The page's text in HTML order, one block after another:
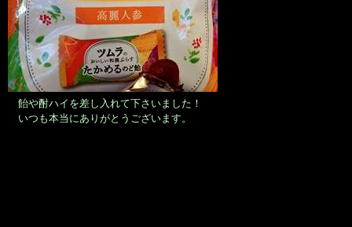
飴や酎ハイを差し入れて下さいました！
いつも本当にありがとうございます。